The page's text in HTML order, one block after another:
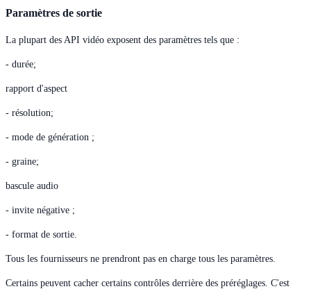
Paramètres de sortie
La plupart des API vidéo exposent des paramètres tels que :
- durée;
rapport d'aspect
- résolution;
- mode de génération ;
- graine;
bascule audio
- invite négative ;
- format de sortie.
Tous les fournisseurs ne prendront pas en charge tous les paramètres.
Certains peuvent cacher certains contrôles derrière des préréglages. C'est